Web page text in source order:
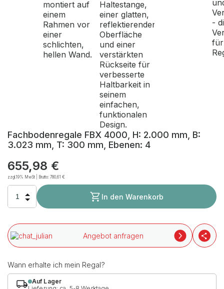
Fachbodenregale FBX 4000, H: 2.000 mm, B:
3.023 mm, T: 300 mm, Ebenen: 4
655,98 €
zzgl.19% MwSt | Brutto:780,61 €
In den Warenkorb
Angebot anfragen
Wann erhalte ich mein Regal?
Auf Lager